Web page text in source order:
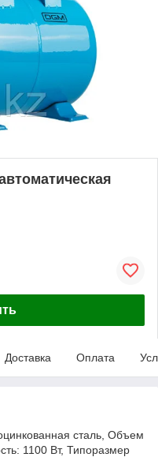
Доставка Оплата
сталь, Объем
1100 Вт, Типоразмер